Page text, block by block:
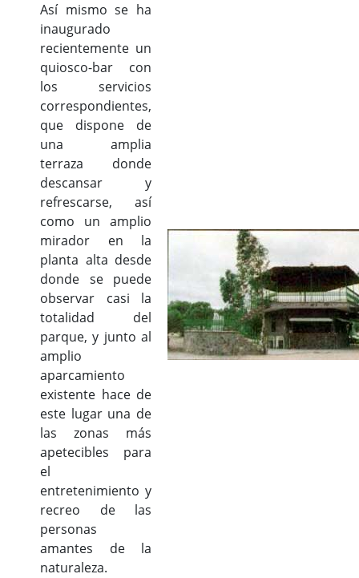
Así mismo se ha
inaugurado
recientemente un
quiosco-bar con
los servicios
correspondientes,
que dispone de
una amplia
terraza donde
descansar y
refrescarse, así
como un amplio
mirador en la
planta alta desde
donde se puede
observar casi la
totalidad del
parque, y junto al
amplio
aparcamiento
existente hace de
este lugar una de
las zonas más
apetecibles para
el
entretenimiento y
recreo de las
personas
amantes de la
naturaleza.